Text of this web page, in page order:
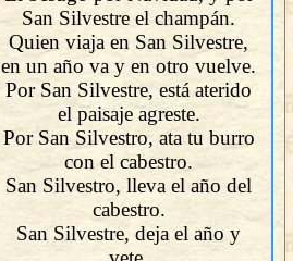
San Silvestre el champán.
Quien viaja en San Silvestre,
en un año va y en otro vuelve.
Por San Silvestre, está aterido
el paisaje agreste.
Por San Silvestro, ata tu burro
con el cabestro.
San Silvestro, lleva el año del
cabestro.
San Silvestre, deja el año y